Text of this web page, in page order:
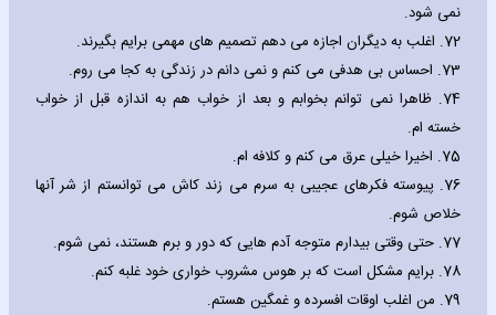
نمی شود.
72. اغلب به دیگران اجازه می دهم تصمیم های مهمی برایم بگیرند.
73. احساس بی هدفی می کنم و نمی دانم در زندگی به کجا می روم.
74. ظاهرا نمی توانم بخوابم و بعد از خواب هم به اندازه قبل از خواب
خسته ام.
75. اخیرا خیلی عرق می کنم و کلافه ام.
76. پیوسته فکرهای عجیبی به سرم می زند کاش می توانستم از شر آنها
خلاص شوم.
77. حتی وقتی بیدارم متوجه آدم هایی که دور و برم هستند، نمی شوم.
78. برایم مشکل است که بر هوس مشروب خواری خود غلبه کنم.
79. من اغلب اوقات افسرده و غمگین هستم.